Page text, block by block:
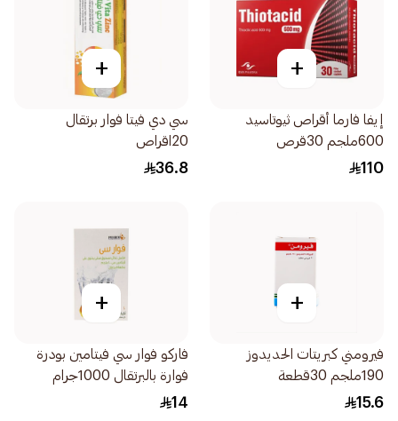
+
إيفا فارما أقراص ثيوتاسيد
600ملجم 30قرص
110
+
سي دي فيتا فوار برتقال
20اقراص
36.8
+
فيرومني كبريتات الحديدوز
190ملجم 30قطعة
15.6
+
فاركو فوار سي فيتامين بودرة
فوارة بالبرتقال 1000جرام
14